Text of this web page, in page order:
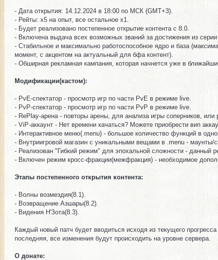
- Дата открытия: 14.12.2024 в 18:00 по МСК (GMT+3).
- Рейты: x5 на опыт, все остальное х1.
- Будет реализовано постепенное открытие контента с 8.0.
- Включена выдача всех возможных званий за достижения из
- Стабильное и максимально работоспособное ядро и база
момент, с акцентом на актуальный для бфа контент).
- Обширная рекламная кампания, которая начнется уже в
Модификации(кастом):
- PvE-спектатор - просмотр игр по части PvE в режиме live.
- PvP-спектатор - просмотр игр по части PvP в режиме live.
- RePlay-арена - повторы арены, для анализа игры соперников, или
- ViP-аккаунт - Нет времени качаться? Можете приобрести вип
- Интерактивное меню(.menu) - большое количество функций в
- Внутриигровой магазин с уникальными вещами в .menu - маунты/
- Реализован "Гибкий режим" для эпохальной сложности - данный
- Включен режим кросс-фракции(межфракция) - необходимое
Этапы постепенного открытия контента:
- Волны возмездия(8.1).
- Возвращение Азшары(8.2).
- Видения Н'Зота(8.3).
Каждый новый патч будет вводиться исходя из текущего
последняя, все изменения будут происходить на уровне сервера.
О донате: